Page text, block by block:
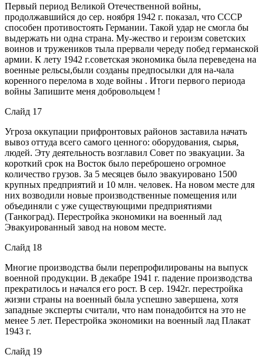
Первый период Великой Отечественной войны,
продолжавшийся до сер. ноября 1942 г. показал, что СССР
способен противостоять Германии. Такой удар не смогла бы
выдержать ни одна страна. Му-жество и героизм советских
воинов и тружеников тыла прервали череду побед германской
армии. К лету 1942 г.советская экономика была переведена на
военные рельсы,были созданы предпосылки для на-чала
коренного перелома в ходе войны . Итоги первого периода
войны Запишите меня добровольцем !
Слайд 17
Угроза оккупации прифронтовых районов заставила начать
вывоз оттуда всего самого ценного: оборудования, сырья,
людей. Эту деятельность возглавил Совет по эвакуации. За
короткий срок на Восток было переброшено огромное
количество грузов. За 5 месяцев было эвакуировано 1500
крупных предприятий и 10 млн. человек. На новом месте для
них возводили новые производственные помещения или
объединяли с уже существующими предприятиями
(Танкоград). Перестройка экономики на военный лад
Эвакуированный завод на новом месте.
Слайд 18
Многие производства были перепрофилированы на выпуск
военной продукции. В декабре 1941 г. падение производства
прекратилось и начался его рост. В сер. 1942г. перестройка
жизни страны на военный была успешно завершена, хотя
западные эксперты считали, что нам понадобится на это не
менее 5 лет. Перестройка экономики на военный лад Плакат
1943 г.
Слайд 19